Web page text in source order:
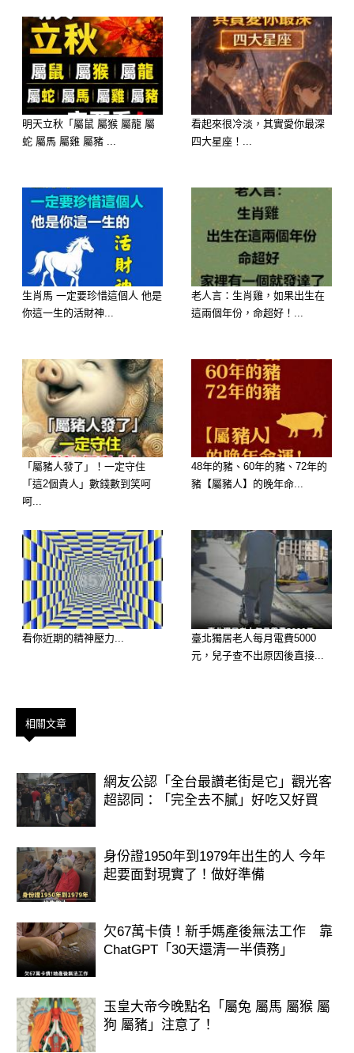
明天立秋「屬鼠 屬猴 屬龍 屬
蛇 屬馬 屬雞 屬豬 ...
看起來很冷淡，其實愛你最深
四大星座！...
生肖馬 一定要珍惜這個人 他是
你這一生的活財神...
老人言：生肖雞，如果出生在
這兩個年份，命超好！...
「屬豬人發了」！一定守住
「這2個貴人」數錢數到笑呵
呵...
48年的豬、60年的豬、72年的
豬【屬豬人】的晚年命...
看你近期的精神壓力...
臺北獨居老人每月電費5000
元，兒子查不出原因後直接...
相關文章
網友公認「全台最讚老街是它」觀光客
超認同：「完全去不膩」好吃又好買
身份證1950年到1979年出生的人 今年
起要面對現實了！做好準備
欠67萬卡債！新手媽產後無法工作 靠
ChatGPT「30天還清一半債務」
玉皇大帝今晚點名「屬兔 屬馬 屬猴 屬
狗 屬豬」注意了！